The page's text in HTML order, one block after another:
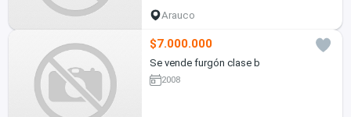
Arauco
$7.000.000
Se vende furgón clase b
2008